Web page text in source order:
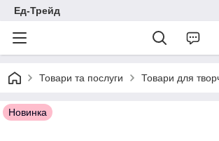
Ед-Трейд
Товари та послуги Товари для
Новинка